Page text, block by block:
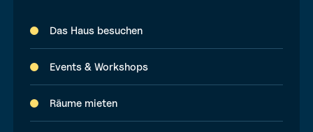
Das Haus besuchen
Events & Workshops
Räume mieten